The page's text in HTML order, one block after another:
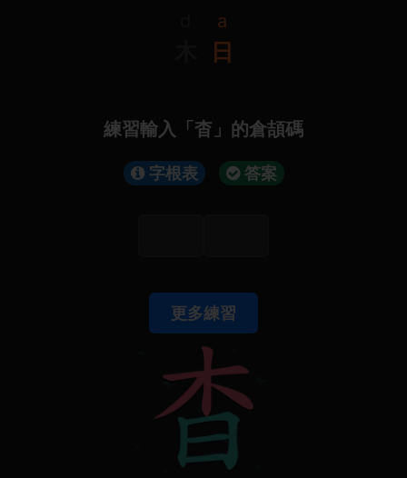
a
日
練習輸入「杳」的倉頡碼
字根表 答案
更多練習